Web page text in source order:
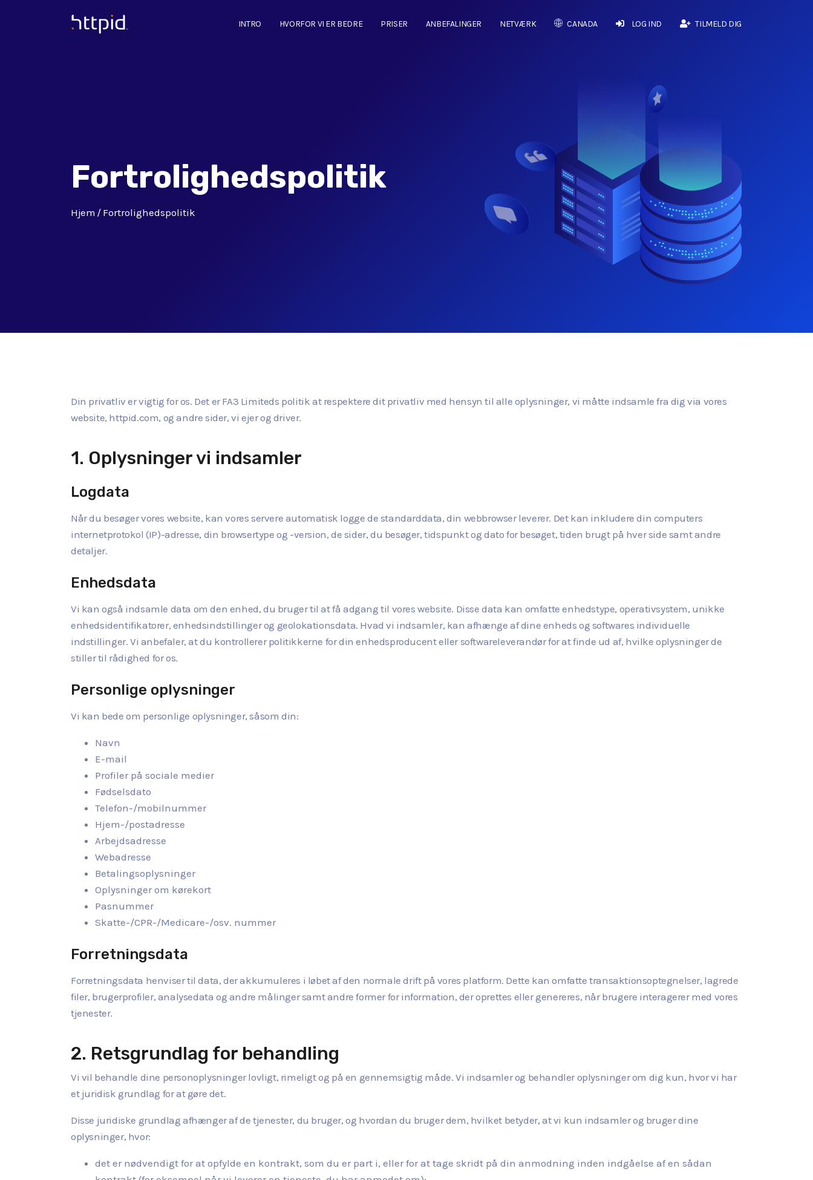
™
INTRO HVORFOR VI ER BEDRE PRISER ANBEFALINGER NETVÆRK CANADA LOG IND TILMELD DIG
Fortrolighedspolitik
Hjem Fortrolighedspolitik
Din privatliv er vigtig for os. Det er FA3 Limiteds politik at respektere dit privatliv med hensyn til alle oplysninger, vi måtte indsamle fra dig via vores
website, httpid.com, og andre sider, vi ejer og driver.
1. Oplysninger vi indsamler
Logdata
Når du besøger vores website, kan vores servere automatisk logge de standarddata, din webbrowser leverer. Det kan inkludere din computers
internetprotokol (IP)-adresse, din browsertype og -version, de sider, du besøger, tidspunkt og dato for besøget, tiden brugt på hver side samt andre
detaljer.
Enhedsdata
Vi kan også indsamle data om den enhed, du bruger til at få adgang til vores website. Disse data kan omfatte enhedstype, operativsystem, unikke
enhedsidentifikatorer, enhedsindstillinger og geolokationsdata. Hvad vi indsamler, kan afhænge af dine enheds og softwares individuelle
indstillinger. Vi anbefaler, at du kontrollerer politikkerne for din enhedsproducent eller softwareleverandør for at finde ud af, hvilke oplysninger de
stiller til rådighed for os.
Personlige oplysninger
Vi kan bede om personlige oplysninger, såsom din:
Navn
E-mail
Profiler på sociale medier
Fødselsdato
Telefon-/mobilnummer
Hjem-/postadresse
Arbejdsadresse
Webadresse
Betalingsoplysninger
Oplysninger om kørekort
Pasnummer
Skatte-/CPR-/Medicare-/osv. nummer
Forretningsdata
Forretningsdata henviser til data, der akkumuleres i løbet af den normale drift på vores platform. Dette kan omfatte transaktionsoptegnelser, lagrede
filer, brugerprofiler, analysedata og andre målinger samt andre former for information, der oprettes eller genereres, når brugere interagerer med vores
tjenester.
2. Retsgrundlag for behandling
Vi vil behandle dine personoplysninger lovligt, rimeligt og på en gennemsigtig måde. Vi indsamler og behandler oplysninger om dig kun, hvor vi har
et juridisk grundlag for at gøre det.
Disse juridiske grundlag afhænger af de tjenester, du bruger, og hvordan du bruger dem, hvilket betyder, at vi kun indsamler og bruger dine
oplysninger, hvor:
det er nødvendigt for at opfylde en kontrakt, som du er part i, eller for at tage skridt på din anmodning inden indgåelse af en sådan